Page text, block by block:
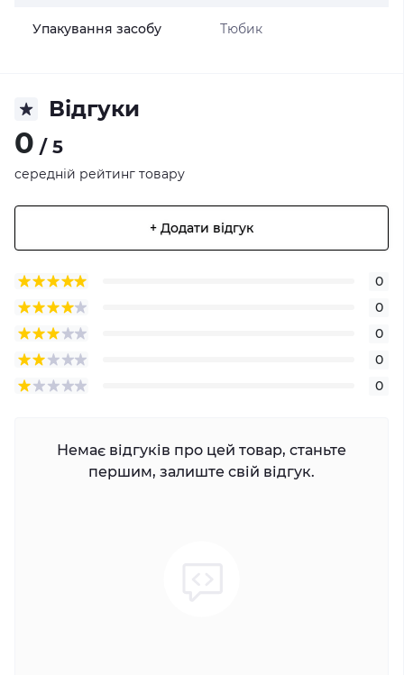
Упакування засобу Тюбик
Відгуки
0 / 5
середній рейтинг товару
+ Додати відгук
0
0
0
0
0
Немає відгуків про цей товар, станьте
першим, залиште свій відгук.